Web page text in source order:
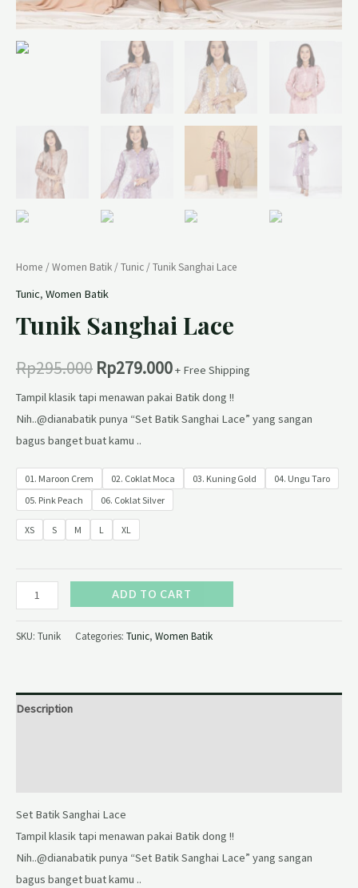
Home /Women Batik /Tunic / Tunik Sanghai Lace
Tunic, Women Batik
Tunik Sanghai Lace
Rp295.000 Rp279.000+ Free Shipping
Tampil klasik tapi menawan pakai Batik dong !!
Nih..@dianabatik punya “Set Batik Sanghai Lace” yang sangan
bagus banget buat kamu ..
01. Maroon Crem 02. Coklat Moca 03. Kuning Gold
04. Ungu Taro
05. Pink Peach
06. Coklat Silver
XS S M L XL
ADD TO CART
SKU: Tunik Categories: Tunic, Women Batik
Description
Set Batik Sanghai Lace
Tampil klasik tapi menawan pakai Batik dong !!
Nih..@dianabatik punya “Set Batik Sanghai Lace” yang sangan
bagus banget buat kamu ..